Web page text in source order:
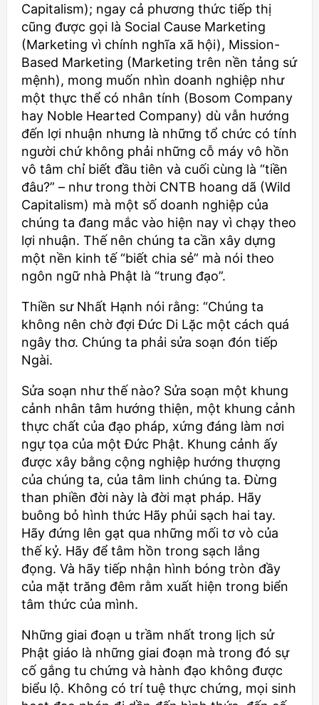
Capitalism); ngay cả phương thức tiếp thị
cũng được gọi là Social Cause Marketing
(Marketing vì chính nghĩa xã hội), Mission-
Based Marketing (Marketing trên nền tảng sứ
mệnh), mong muốn nhìn doanh nghiệp như
một thực thể có nhân tính (Bosom Company
hay Noble Hearted Company) dù vẫn hướng
đến lợi nhuận nhưng là những tổ chức có tính
người chứ không phải những cỗ máy vô hồn
vô tâm chỉ biết đầu tiên và cuối cùng là “tiền
đâu?” – như trong thời CNTB hoang dã (Wild
Capitalism) mà một số doanh nghiệp của
chúng ta đang mắc vào hiện nay vì chạy theo
lợi nhuận. Thế nên chúng ta cần xây dựng
một nền kinh tế “biết chia sẻ” mà nói theo
ngôn ngữ nhà Phật là “trung đạo”.
Thiền sư Nhất Hạnh nói rằng: “Chúng ta
không nên chờ đợi Đức Di Lặc một cách quá
ngây thơ. Chúng ta phải sửa soạn đón tiếp
Ngài.
Sửa soạn như thế nào? Sửa soạn một khung
cảnh nhân tâm hướng thiện, một khung cảnh
thực chất của đạo pháp, xứng đáng làm nơi
ngự tọa của một Đức Phật. Khung cảnh ấy
được xây bằng cộng nghiệp hướng thượng
của chúng ta, của tâm linh chúng ta. Đừng
than phiền đời này là đời mạt pháp. Hãy
buông bỏ hình thức Hãy phủi sạch hai tay.
Hãy đứng lên gạt qua những mối tơ vò của
thế kỷ. Hãy để tâm hồn trong sạch lắng
đọng. Và hãy tiếp nhận hình bóng tròn đầy
của mặt trăng đêm rằm xuất hiện trong biển
tâm thức của mình.
Những giai đoạn u trầm nhất trong lịch sử
Phật giáo là những giai đoạn mà trong đó sự
cố gắng tu chứng và hành đạo không được
biểu lộ. Không có trí tuệ thực chứng, mọi sinh